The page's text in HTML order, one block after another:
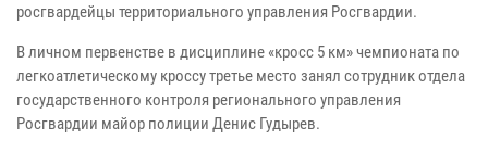
росгвардейцы территориального управления Росгвардии.
В личном первенстве в дисциплине «кросс 5 км» чемпионата по
легкоатлетическому кроссу третье место занял сотрудник отдела
государственного контроля регионального управления
Росгвардии майор полиции Денис Гудырев.